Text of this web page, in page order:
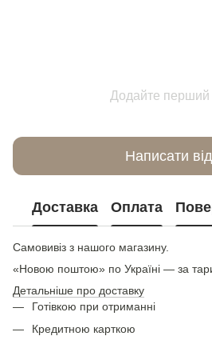
Додайте перший
Написати
Доставка Оплата
Самовивіз з нашого магазину.
«Новою поштою» по Україні — за
Детальніше про доставку
Готівкою при отриманні
Кредитною карткою